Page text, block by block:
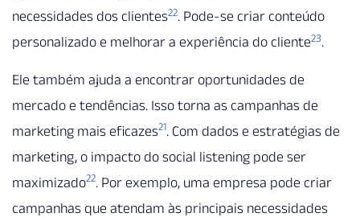
necessidades dos clientes22. Pode-se criar conteúdo
personalizado e melhorar a experiência do cliente23.
Ele também ajuda a encontrar oportunidades de
mercado e tendências. Isso torna as campanhas de
marketing mais eficazes21. Com dados e estratégias de
marketing, o impacto do social listening pode ser
maximizado22. Por exemplo, uma empresa pode criar
campanhas que atendam às principais necessidades